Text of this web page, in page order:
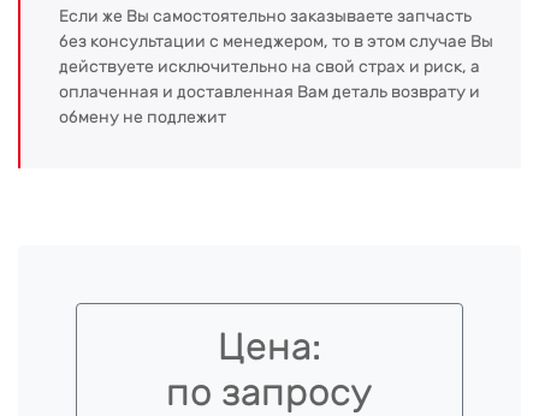
Если же Вы самостоятельно заказываете запчасть
без консультации с менеджером, то в этом случае Вы
действуете исключительно на свой страх и риск, а
оплаченная и доставленная Вам деталь возврату и
обмену не подлежит
Цена:
по запросу